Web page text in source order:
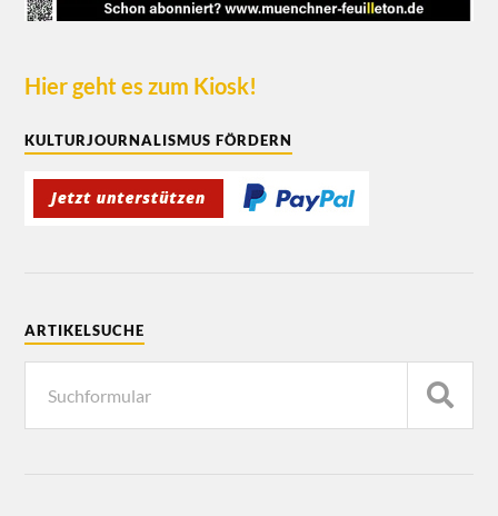
Hier geht es zum Kiosk!
KULTURJOURNALISMUS FÖRDERN
ARTIKELSUCHE